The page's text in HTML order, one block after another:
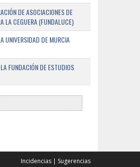
DE ASOCIACIONES DE
LA CEGUERA (FUNDALUCE)
UNIVERSIDAD DE MURCIA
FUNDACIÓN DE ESTUDIOS
Incidencias Sugerencias